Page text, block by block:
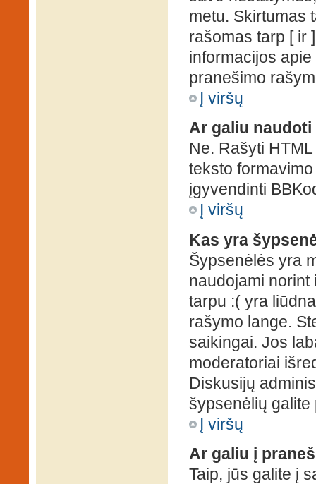
metu. Skirtumas
rašomas tarp [ ir
informacijos
pranešimo
Į viršų
Ar galiu naudoti
Ne. Rašyti
teksto
įgyvendinti
Į viršų
Kas yra
Šypsenėlės yra
naudojami norint
tarpu :( yra
rašymo lange.
saikingai. Jos
moderatoriai
Diskusijų
šypsenėlių galite
Į viršų
Ar galiu į
Taip, jūs galite į